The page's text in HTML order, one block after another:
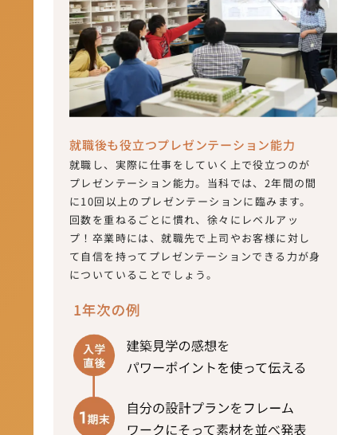
就職後も役立つプレゼンテーション能力
就職し、実際に仕事をしていく上で役立つのが
プレゼンテーション能力。当科では、2年間の間
に10回以上のプレゼンテーションに臨みます。
回数を重ねるごとに慣れ、徐々にレベルアッ
プ！卒業時には、就職先で上司やお客様に対し
て自信を持ってプレゼンテーションできる力が身
についていることでしょう。